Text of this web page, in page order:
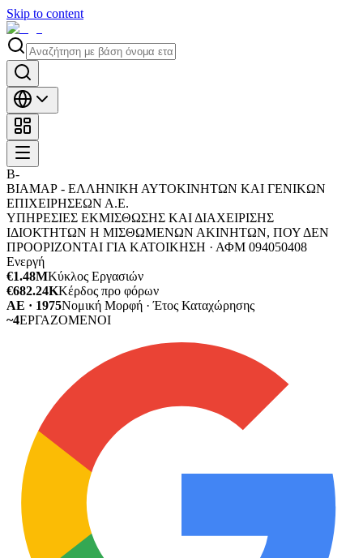
Skip to content
Β-
ΒΙΑΜΑΡ - ΕΛΛΗΝΙΚΗ ΑΥΤΟΚΙΝΗΤΩΝ ΚΑΙ ΓΕΝΙΚΩΝ
ΕΠΙΧΕΙΡΗΣΕΩΝ Α.Ε.
ΥΠΗΡΕΣΙΕΣ ΕΚΜΙΣΘΩΣΗΣ ΚΑΙ ΔΙΑΧΕΙΡΙΣΗΣ
ΙΔΙΟΚΤΗΤΩΝ Η ΜΙΣΘΩΜΕΝΩΝ ΑΚΙΝΗΤΩΝ, ΠΟΥ ΔΕΝ
ΠΡΟΟΡΙΖΟΝΤΑΙ ΓΙΑ ΚΑΤΟΙΚΗΣΗ · ΑΦΜ 094050408
Ενεργή
€1.48MΚύκλος Εργασιών
€682.24KΚέρδος προ φόρων
ΑΕ · 1975Νομική Μορφή · Έτος Καταχώρησης
~4ΕΡΓΑΖΟΜΕΝΟΙ